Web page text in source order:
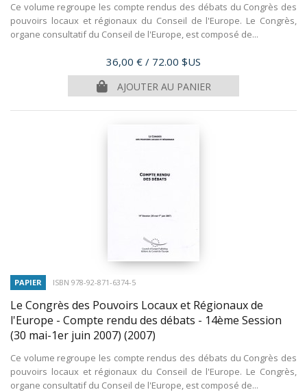
Ce volume regroupe les compte rendus des débats du Congrès des
pouvoirs locaux et régionaux du Conseil de l'Europe. Le Congrès,
organe consultatif du Conseil de l'Europe, est composé de...
Prix
36,00 € / 72.00 $US
AJOUTER AU PANIER
PAPIER ISBN 978-92-871-6374-5
Le Congrès des Pouvoirs Locaux et Régionaux de
l'Europe - Compte rendu des débats - 14ème Session
(30 mai-1er juin 2007) (2007)
Ce volume regroupe les compte rendus des débats du Congrès des
pouvoirs locaux et régionaux du Conseil de l'Europe. Le Congrès,
organe consultatif du Conseil de l'Europe, est composé de...